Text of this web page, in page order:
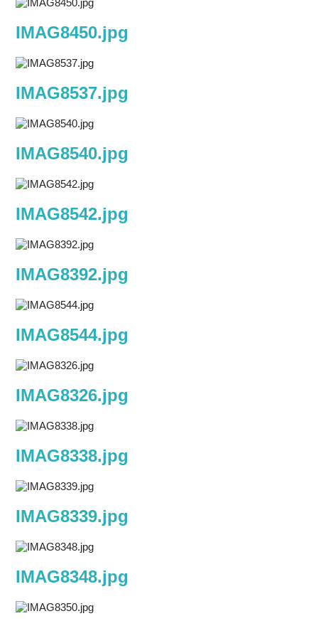
IMAG8450.jpg
IMAG8537.jpg
IMAG8540.jpg
IMAG8542.jpg
IMAG8392.jpg
IMAG8544.jpg
IMAG8326.jpg
IMAG8338.jpg
IMAG8339.jpg
IMAG8348.jpg